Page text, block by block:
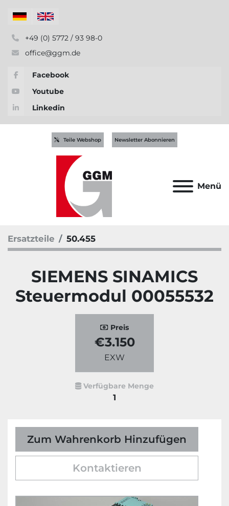
+49 (0) 5772 / 93 98-0
office@ggm.de
Facebook
Youtube
Linkedin
Menü
Teile Webshop Newsletter Abonnieren
Ersatzteile 50.455
SIEMENS SINAMICS
Steuermodul 00055532
Preis
€3.150
EXW
Verfügbare Menge
1
Zum Wahrenkorb Hinzufügen
Kontaktieren